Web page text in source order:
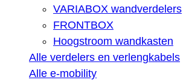
VARIABOX wandverdelers
FRONTBOX
Hoogstroom wandkasten
Alle verdelers en verlengkabels
Alle e-mobility